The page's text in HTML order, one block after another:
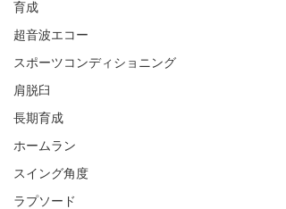
育成
超音波エコー
スポーツコンディショニング
肩脱臼
長期育成
ホームラン
スイング角度
ラプソード